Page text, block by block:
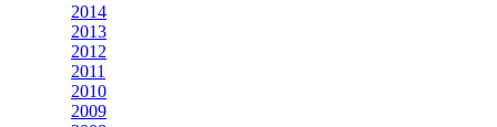
2014
2013
2012
2011
2010
2009